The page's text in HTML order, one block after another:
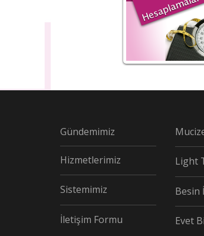
Gündemimiz
Hizmetlerimiz
Sistemimiz
İletişim Formu
Light
Besin
Evet